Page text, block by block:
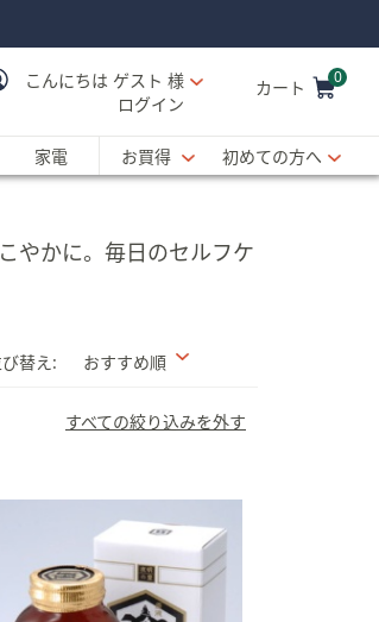
こんにちは ゲスト 様
ログイン
カート 0
家電 お買得 初めての方へ
やかに。毎日のセルフケ
替え: おすすめ順
すべての絞り込みを外す